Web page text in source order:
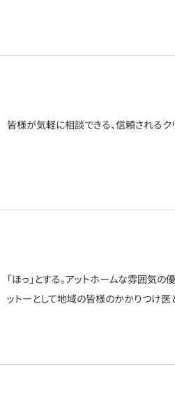
皆様が気軽に相談できる、信頼されるク
「ほっ」とする。アットホームな雰囲気
ットーとして地域の皆様のかかりつけ医